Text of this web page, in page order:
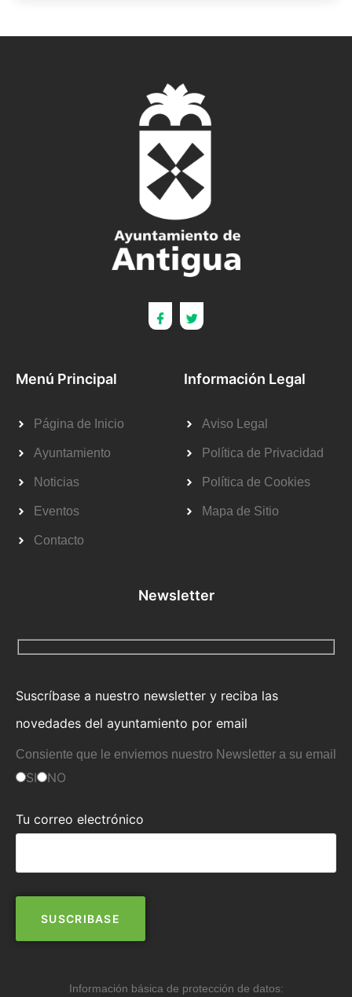
Menú Principal
Página de Inicio
Ayuntamiento
Noticias
Eventos
Contacto
Información Legal
Aviso Legal
Política de Privacidad
Política de Cookies
Mapa de Sitio
Newsletter
Suscríbase a nuestro newsletter y reciba las
novedades del ayuntamiento por email
Consiente que le enviemos nuestro Newsletter a su email
SI NO
Tu correo electrónico
Información básica de protección de datos: